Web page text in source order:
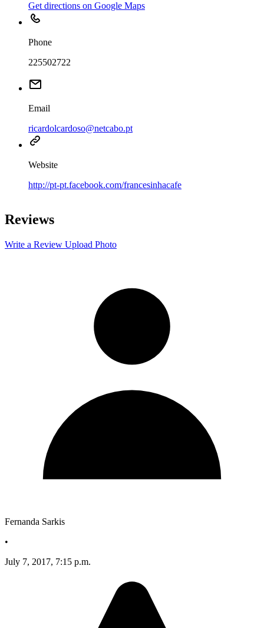
Get directions on Google Maps
Phone
225502722
Email
ricardolcardoso@netcabo.pt
Website
http://pt-pt.facebook.com/francesinhacafe
+
Reviews
Write a Review Upload Photo
Fernanda Sarkis
•
July 7, 2017, 7:15 p.m.